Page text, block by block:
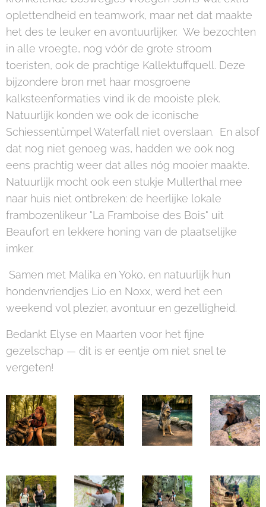
oplettendheid en teamwork, maar net dat maakte
het des te leuker en avontuurlijker. We bezochten
in alle vroegte, nog vóór de grote stroom
toeristen, ook de prachtige Kallektuffquell. Deze
bijzondere bron met haar mosgroene
kalksteenformaties vind ik de mooiste plek.
Natuurlijk konden we ook de iconische
Schiessentümpel Waterfall niet overslaan. En alsof
dat nog niet genoeg was, hadden we ook nog
eens prachtig weer dat alles nóg mooier maakte.
Natuurlijk mocht ook een stukje Mullerthal mee
naar huis niet ontbreken: de heerlijke lokale
frambozenlikeur "La Framboise des Bois" uit
Beaufort en lekkere honing van de plaatselijke
imker.
Samen met Malika en Yoko, en natuurlijk hun
hondenvriendjes Lio en Noxx, werd het een
weekend vol plezier, avontuur en gezelligheid.
Bedankt Elyse en Maarten voor het fijne
gezelschap — dit is er eentje om niet snel te
vergeten!